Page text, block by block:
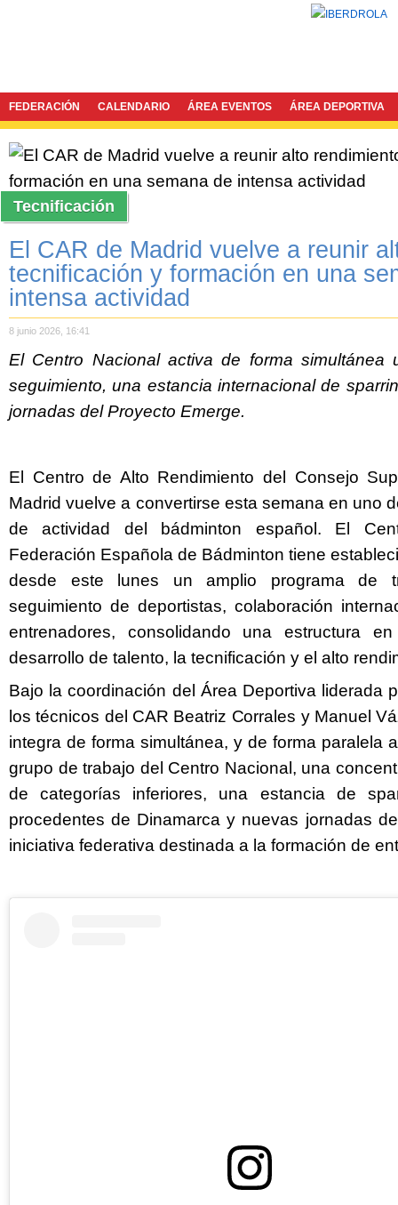
FEDERACIÓN CALENDARIO ÁREA EVENTOS ÁREA DEPORTIVA
Tecnificación
El CAR de Madrid vuelve a reunir
tecnificación y formación en una
intensa actividad
8 junio 2026, 16:41
El Centro Nacional activa de forma simultánea
seguimiento, una estancia internacional de
jornadas del Proyecto Emerge.
El Centro de Alto Rendimiento del Consejo
Madrid vuelve a convertirse esta semana en uno
de actividad del bádminton español. El
Federación Española de Bádminton tiene
desde este lunes un amplio programa de
seguimiento de deportistas, colaboración
entrenadores, consolidando una estructura
desarrollo de talento, la tecnificación y el alto
Bajo la coordinación del Área Deportiva liderada
los técnicos del CAR Beatriz Corrales y Manuel
integra de forma simultánea, y de forma paralela
grupo de trabajo del Centro Nacional, una
de categorías inferiores, una estancia de
procedentes de Dinamarca y nuevas jornadas
iniciativa federativa destinada a la formación de